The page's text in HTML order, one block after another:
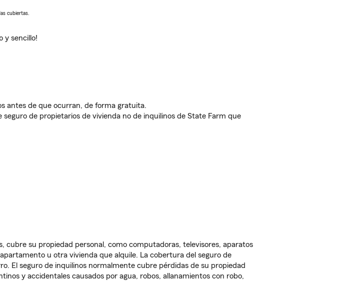
cubiertas.
y sencillo!
antes de que ocurran, de forma gratuita.
de propietarios de vivienda no de inquilinos de State Farm que
cubre su propiedad personal, como computadoras, televisores, aparatos
u otra vivienda que alquile. La cobertura del seguro de
El seguro de inquilinos normalmente cubre pérdidas de su propiedad
y accidentales causados por agua, robos, allanamientos con robo,